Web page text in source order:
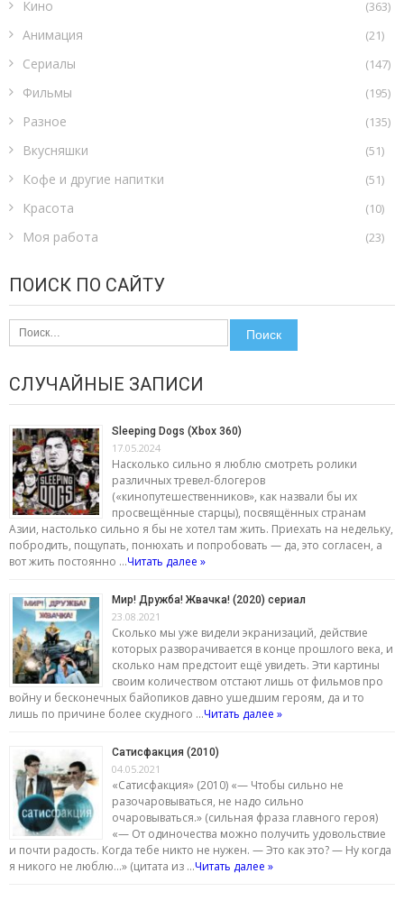
Кино (363)
Анимация (21)
Сериалы (147)
Фильмы (195)
Разное (135)
Вкусняшки (51)
Кофе и другие напитки (51)
Красота (10)
Моя работа (23)
ПОИСК ПО САЙТУ
Найти:
СЛУЧАЙНЫЕ ЗАПИСИ
Sleeping Dogs (Xbox 360)
17.05.2024
Насколько сильно я люблю смотреть ролики
различных тревел-блогеров
(«кинопутешественников», как назвали бы их
просвещённые старцы), посвящённых странам
Азии, настолько сильно я бы не хотел там жить. Приехать на недельку,
побродить, пощупать, понюхать и попробовать — да, это согласен, а
вот жить постоянно …Читать далее »
Мир! Дружба! Жвачка! (2020) сериал
23.08.2021
Сколько мы уже видели экранизаций, действие
которых разворачивается в конце прошлого века, и
сколько нам предстоит ещё увидеть. Эти картины
своим количеством отстают лишь от фильмов про
войну и бесконечных байопиков давно ушедшим героям, да и то
лишь по причине более скудного …Читать далее »
Сатисфакция (2010)
04.05.2021
«Сатисфакция» (2010) «— Чтобы сильно не
разочаровываться, не надо сильно
очаровываться.» (сильная фраза главного героя)
«— От одиночества можно получить удовольствие
и почти радость. Когда тебе никто не нужен. — Это как это? — Ну когда
я никого не люблю…» (цитата из …Читать далее »